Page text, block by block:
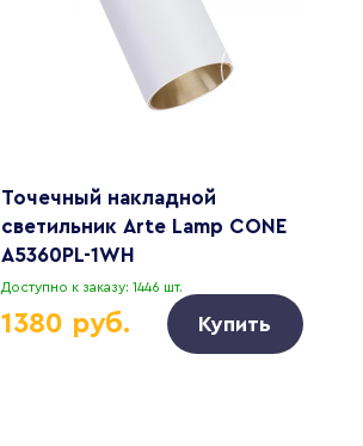
Точечный накладной
светильник Arte Lamp CONE
A5360PL-1WH
Доступно к заказу: 1446 шт.
1380 руб. Купить